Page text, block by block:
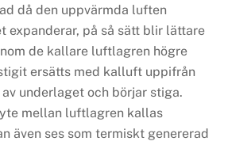
då den uppvärmda luften
expanderar, på så sätt blir lättare
de kallare luftlagren högre
ersätts med kalluft uppifrån
underlaget och börjar stiga.
mellan luftlagren kallas
även ses som termiskt genererad